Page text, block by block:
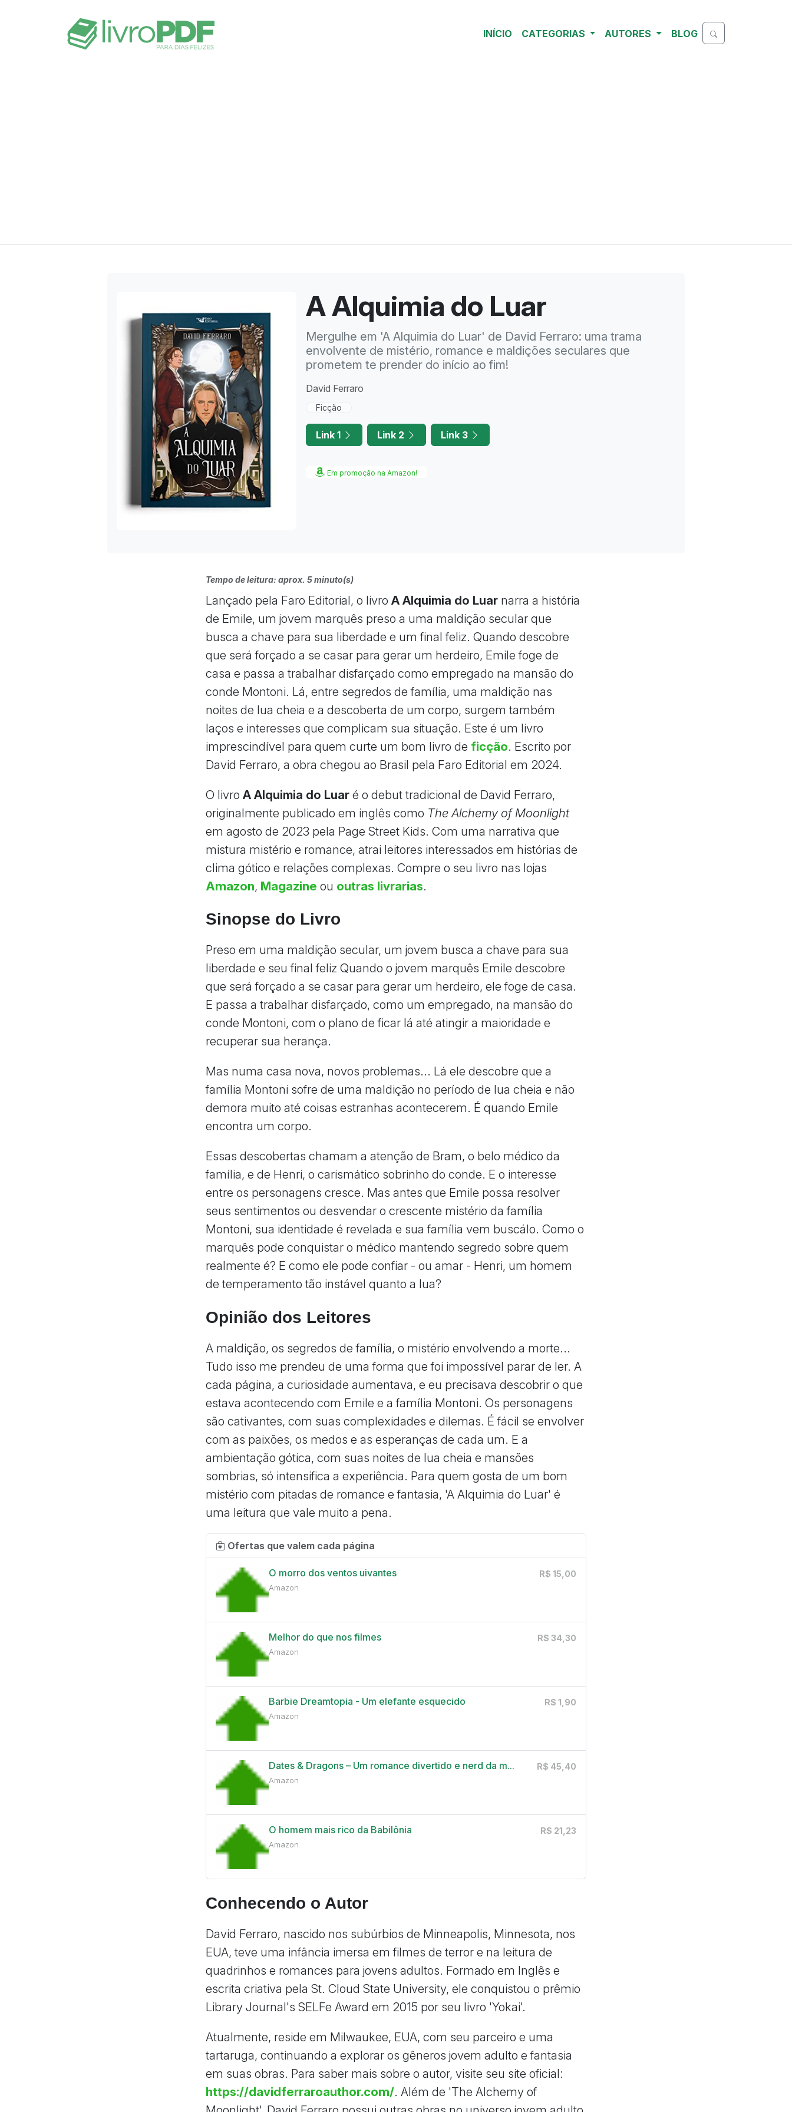
INÍCIO CATEGORIAS AUTORES BLOG
A Alquimia do Luar
Mergulhe em 'A Alquimia do Luar' de David Ferraro: uma trama
envolvente de mistério, romance e maldições seculares que
prometem te prender do início ao fim!
David Ferraro
Ficção
Link 1 Link 2 Link 3
Em promoção na Amazon!
Tempo de leitura: aprox. 5 minuto(s)
Lançado pela Faro Editorial, o livroA Alquimia do Luar narra a história
de Emile, um jovem marquês preso a uma maldição secular que
busca a chave para sua liberdade e um final feliz. Quando descobre
que será forçado a se casar para gerar um herdeiro, Emile foge de
casa e passa a trabalhar disfarçado como empregado na mansão do
conde Montoni. Lá, entre segredos de família, uma maldição nas
noites de lua cheia e a descoberta de um corpo, surgem também
laços e interesses que complicam sua situação. Este é um livro
imprescindível para quem curte um bom livro de ficção. Escrito por
David Ferraro, a obra chegou ao Brasil pela Faro Editorial em 2024.
O livroA Alquimia do Luar é o debut tradicional de David Ferraro,
originalmente publicado em inglês como The Alchemy of Moonlight
em agosto de 2023 pela Page Street Kids. Com uma narrativa que
mistura mistério e romance, atrai leitores interessados em histórias de
clima gótico e relações complexas. Compre o seu livro nas lojas
Amazon, Magazine ou outras livrarias.
Sinopse do Livro
Preso em uma maldição secular, um jovem busca a chave para sua
liberdade e seu final feliz Quando o jovem marquês Emile descobre
que será forçado a se casar para gerar um herdeiro, ele foge de casa.
E passa a trabalhar disfarçado, como um empregado, na mansão do
conde Montoni, com o plano de ficar lá até atingir a maioridade e
recuperar sua herança.
Mas numa casa nova, novos problemas... Lá ele descobre que a
família Montoni sofre de uma maldição no período de lua cheia e não
demora muito até coisas estranhas acontecerem. É quando Emile
encontra um corpo.
Essas descobertas chamam a atenção de Bram, o belo médico da
família, e de Henri, o carismático sobrinho do conde. E o interesse
entre os personagens cresce. Mas antes que Emile possa resolver
seus sentimentos ou desvendar o crescente mistério da família
Montoni, sua identidade é revelada e sua família vem buscálo. Como o
marquês pode conquistar o médico mantendo segredo sobre quem
realmente é? E como ele pode confiar - ou amar - Henri, um homem
de temperamento tão instável quanto a lua?
Opinião dos Leitores
A maldição, os segredos de família, o mistério envolvendo a morte...
Tudo isso me prendeu de uma forma que foi impossível parar de ler. A
cada página, a curiosidade aumentava, e eu precisava descobrir o que
estava acontecendo com Emile e a família Montoni. Os personagens
são cativantes, com suas complexidades e dilemas. É fácil se envolver
com as paixões, os medos e as esperanças de cada um. E a
ambientação gótica, com suas noites de lua cheia e mansões
sombrias, só intensifica a experiência. Para quem gosta de um bom
mistério com pitadas de romance e fantasia, 'A Alquimia do Luar' é
uma leitura que vale muito a pena.
Ofertas que valem cada página
O morro dos ventos uivantes
Amazon
R$ 15,00
Melhor do que nos filmes
Amazon
R$ 34,30
Barbie Dreamtopia - Um elefante esquecido
Amazon
R$ 1,90
Dates & Dragons – Um romance divertido e nerd da m...
Amazon
R$ 45,40
O homem mais rico da Babilônia
Amazon
R$ 21,23
Conhecendo o Autor
David Ferraro, nascido nos subúrbios de Minneapolis, Minnesota, nos
EUA, teve uma infância imersa em filmes de terror e na leitura de
quadrinhos e romances para jovens adultos. Formado em Inglês e
escrita criativa pela St. Cloud State University, ele conquistou o prêmio
Library Journal's SELFe Award em 2015 por seu livro 'Yokai'.
Atualmente, reside em Milwaukee, EUA, com seu parceiro e uma
tartaruga, continuando a explorar os gêneros jovem adulto e fantasia
em suas obras. Para saber mais sobre o autor, visite seu site oficial:
https://davidferraroauthor.com/. Além de 'The Alchemy of